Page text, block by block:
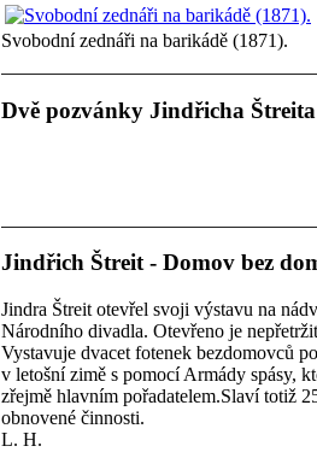
Svobodní zednáři na barikádě (1871).
Dvě pozvánky Jindřicha Štreita
Jindřich Štreit - Domov bez
Jindra Štreit otevřel svoji výstavu na
Národního divadla. Otevřeno je
Vystavuje dvacet fotenek bezdomovců
v letošní zimě s pomocí Armády spásy,
zřejmě hlavním pořadatelem.Slaví totiž
obnovené činnosti.
L. H.